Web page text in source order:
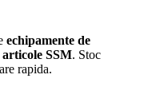
echipamente de
articole SSM. Stoc
rapida.